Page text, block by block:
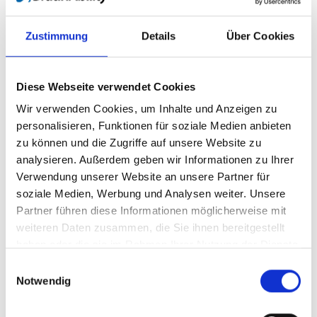
Zustimmung Details Über Cookies
Diese Webseite verwendet Cookies
Wir verwenden Cookies, um Inhalte und Anzeigen zu
personalisieren, Funktionen für soziale Medien anbieten
zu können und die Zugriffe auf unsere Website zu
analysieren. Außerdem geben wir Informationen zu Ihrer
Verwendung unserer Website an unsere Partner für
soziale Medien, Werbung und Analysen weiter. Unsere
Partner führen diese Informationen möglicherweise mit
weiteren Daten zusammen, die Sie ihnen bereitgestellt
Notwendig
Bitteerlauben Sie allen Cookies,um dieses
Video anzusehen.
BraunAbility Remote - Global
Einbettungscode (Kopieren Sie den folgenden Code
und fügen Sie ihn in das HTML Ihrer eigenen Site ein,
um das Video einzubetten) :